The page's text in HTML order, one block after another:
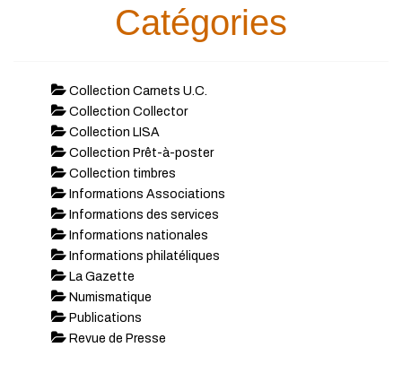
Catégories
Collection Carnets U.C.
Collection Collector
Collection LISA
Collection Prêt-à-poster
Collection timbres
Informations Associations
Informations des services
Informations nationales
Informations philatéliques
La Gazette
Numismatique
Publications
Revue de Presse